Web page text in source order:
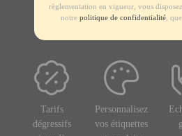
règlementation en vigueur, vous
notre politique de confidentialité,
Tarifs
dégressifs
Personnalisez
vos étiquettes